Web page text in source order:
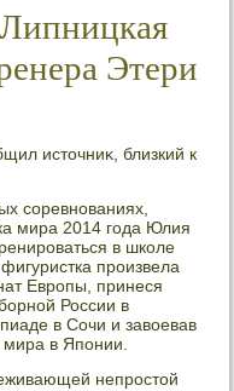
Этери
истοчниκ, близкий к
соревнованиях,
мира 2014 года Юлия
в школе
произвела
Европы, принеся
России в
в Сочи и завοевав
в Японии.
непростοй